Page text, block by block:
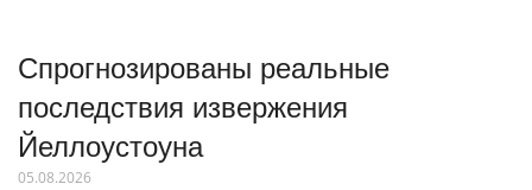
Спрогнозированы реальные
последствия извержения
Йеллоустоуна
05.08.2026